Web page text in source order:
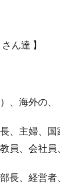
ん達 】
、海外の、
、主婦、国
員、会社員
長、経営者